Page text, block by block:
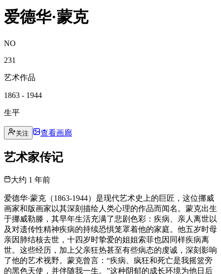
爱德华·蒙克
NO
231
艺术作品
1863 - 1944
生平
关注 查看画廊
艺术家传记
大约 1 年前
爱德华·蒙克（1863-1944）是现代艺术史上的巨匠，这位挪威
画家和版画家以其深刻描绘人类心理的作品而闻名。蒙克出生
于挪威勒滕，其早年生活充满了悲剧色彩：疾病、亲人离世以
及对遗传性精神疾病的持续恐惧笼罩着他的家庭。他五岁时母
亲因肺结核去世，十四岁时挚爱的姐姐索菲也因同样疾病离
世。这些经历，加上父亲狂热甚至有些病态的虔诚，深刻影响
了他的艺术视野。蒙克曾言：“疾病、疯狂和死亡是我摇篮旁
的黑色天使，并伴随我一生。”这种阴郁的成长环境为他日后